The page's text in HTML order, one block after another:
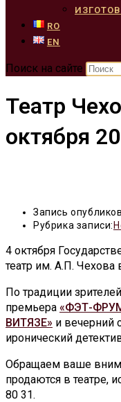
RO
EN
Поиск на сайте
Театр
октября
Запись
Рубрика записи:
4 октября
театр им. А.П.
По традиции
премьера «ФЭТ-
ВИТЯЗЕ» и вечерний
иронический
Обращаем ваше
продаются в театре,
80 31.